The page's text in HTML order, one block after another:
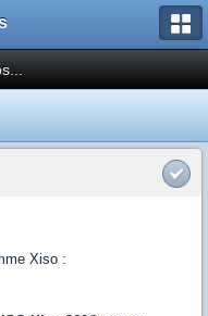
Xiso :